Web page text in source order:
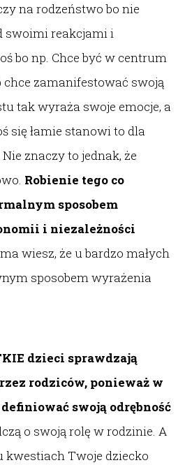
na rodzeństwo bo nie
swoimi reakcjami i
bo np. Chce być w centrum
zamanifestować swoją
tak wyraża swoje emocje, a
się łamie stanowi to dla
znaczy to jednak, że
Robienie tego co
sposobem
i niezależności
wiesz, że u bardzo małych
sposobem wyrażenia
dzieci sprawdzają
rodziców, ponieważ w
swoją odrębność
o swoją rolę w rodzinie. A
kwestiach Twoje dziecko